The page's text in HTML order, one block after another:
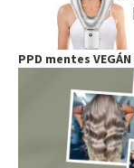
PPD mentes